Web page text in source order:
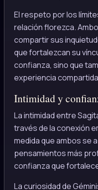
El respeto por los
relación florezca.
compartir sus
que fortalezcan su
confianza, sino que
experiencia
Intimidad y
La intimidad entre
través de la conexión
medida que ambos se
pensamientos más
confianza que
La curiosidad de